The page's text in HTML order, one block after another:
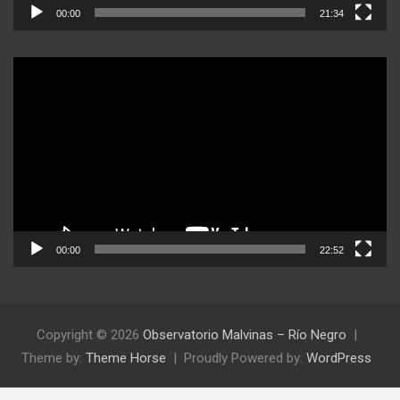
00:00 21:34
00:00 22:52
Copyright © 2026 Observatorio Malvinas – Río Negro
Theme by: Theme Horse Proudly Powered by: WordPress